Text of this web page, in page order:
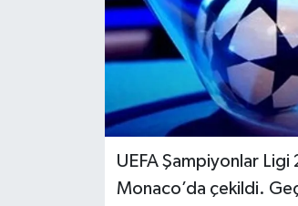
UEFA Şampiyonlar
Monaco’da çekildi.
Politika